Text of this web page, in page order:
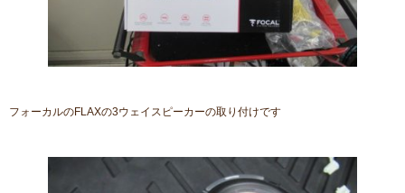
フォーカルのFLAXの3ウェイスピーカーの取り付けです